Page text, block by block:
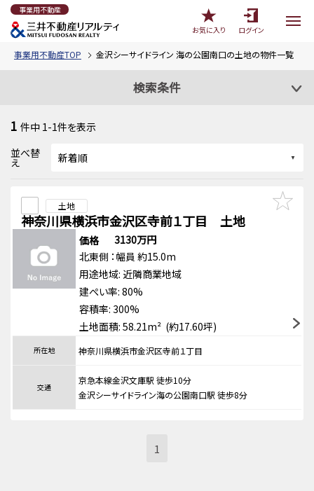
事業用不動産
お気に入り
ログイン
事業用不動産TOP 金沢シーサイドライン 海の公園南口の土地の物件一覧
検索条件
1 件中 1-1件を表示
並べ替
え
土地
神奈川県横浜市金沢区寺前１丁目 土地
価格
3130万円
北東側 ：幅員 約15.0m
用途地域: 近隣商業地域
建ぺい率: 80%
容積率: 300%
土地面積: 58.21m² (約17.60坪)
所在地 神奈川県横浜市金沢区寺前１丁目
交通
京急本線金沢文庫駅 徒歩10分
金沢シーサイドライン海の公園南口駅 徒歩8分
1